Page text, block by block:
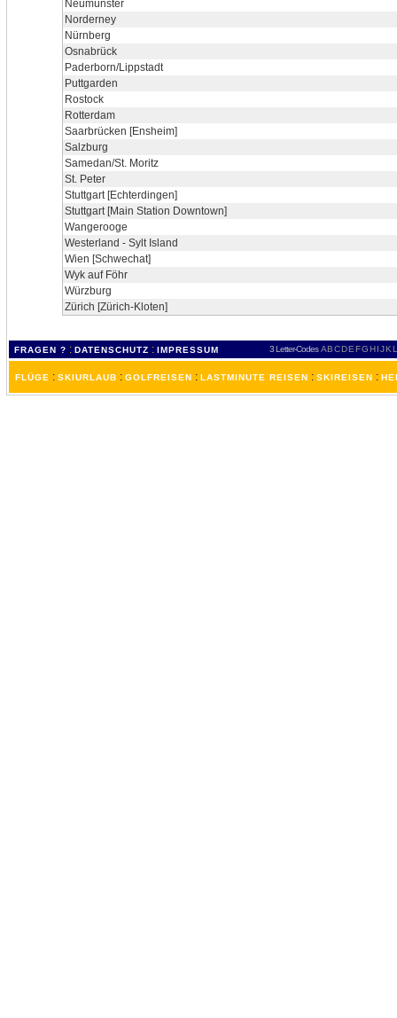
Neumünster
Norderney
Nürnberg
Osnabrück
Paderborn/Lippstadt
Puttgarden
Rostock
Rotterdam
Saarbrücken [Ensheim]
Salzburg
Samedan/St. Moritz
St. Peter
Stuttgart [Echterdingen]
Stuttgart [Main Station Downtown]
Wangerooge
Westerland - Sylt Island
Wien [Schwechat]
Wyk auf Föhr
Würzburg
Zürich [Zürich-Kloten]
FRAGEN ? : DATENSCHUTZ : IMPRESSUM 3 Letter-Codes ABCDEFGH IJKL
FLÜGE : SKIURLAUB : GOLFREISEN : LASTMINUTE REISEN : SKIREISEN :